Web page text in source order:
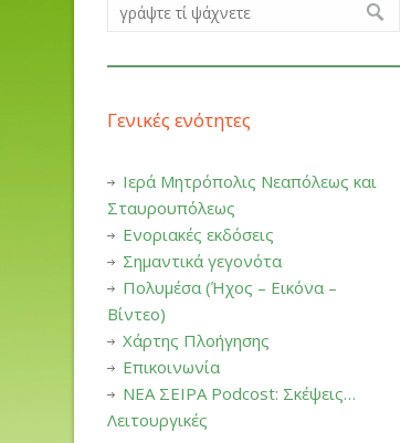
Γενικές ενότητες
Ιερά Μητρόπολις Νεαπόλεως και
Σταυρουπόλεως
Ενοριακές εκδόσεις
Σημαντικά γεγονότα
Πολυμέσα (Ήχος – Εικόνα –
Βίντεο)
Χάρτης Πλοήγησης
Επικοινωνία
ΝΕΑ ΣΕΙΡΑ Podcost: Σκέψεις…
Λειτουργικές